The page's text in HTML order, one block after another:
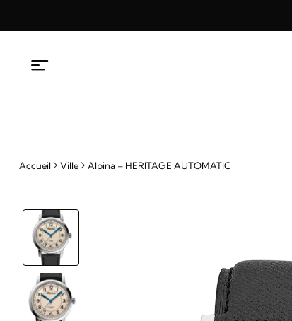
Accueil Ville Alpina – HERITAGE AUTOMATIC